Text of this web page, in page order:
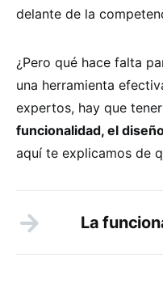
delante de la
¿Pero qué hace falta
una herramienta
expertos, hay que
funcionalidad, el
aquí te explicamos de
La